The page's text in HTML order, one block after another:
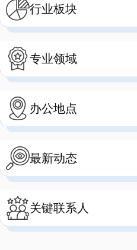
行业板块
专业领域
办公地点
最新动态
关键联系人